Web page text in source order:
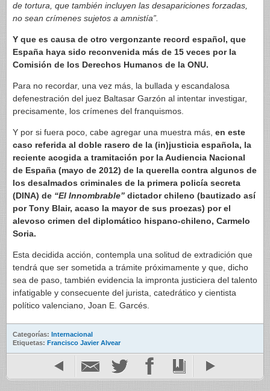
de tortura, que también incluyen las desapariciones forzadas,
no sean crímenes sujetos a amnistía”.
Y que es causa de otro vergonzante record español, que
España haya sido reconvenida más de 15 veces por la
Comisión de los Derechos Humanos de la ONU.
Para no recordar, una vez más, la bullada y escandalosa
defenestración del juez Baltasar Garzón al intentar investigar,
precisamente, los crímenes del franquismos.
Y por si fuera poco, cabe agregar una muestra más, en este
caso referida al doble rasero de la (in)justicia española, la
reciente acogida a tramitación por la Audiencia Nacional
de España (mayo de 2012) de la querella contra algunos de
los desalmados criminales de la primera policía secreta
(DINA) de “El Innombrable” dictador chileno (bautizado así
por Tony Blair, acaso la mayor de sus proezas) por el
alevoso crimen del diplomático hispano-chileno, Carmelo
Soria.
Esta decidida acción, contempla una solitud de extradición que
tendrá que ser sometida a trámite próximamente y que, dicho
sea de paso, también evidencia la impronta justiciera del talento
infatigable y consecuente del jurista, catedrático y cientista
político valenciano, Joan E. Garcés.
Categorías: Internacional
Etiquetas: Francisco Javier Alvear